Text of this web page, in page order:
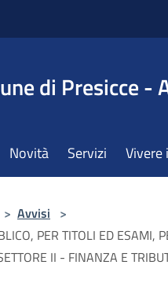
di Presicce -
Novità Servizi Vivere
> Avvisi >
PER TITOLI ED ESAMI,
II - FINANZA E